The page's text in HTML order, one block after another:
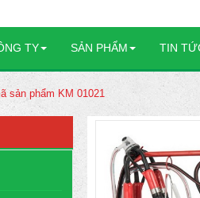
TY SẢN PHẨM TIN
sản phẩm KM 01021